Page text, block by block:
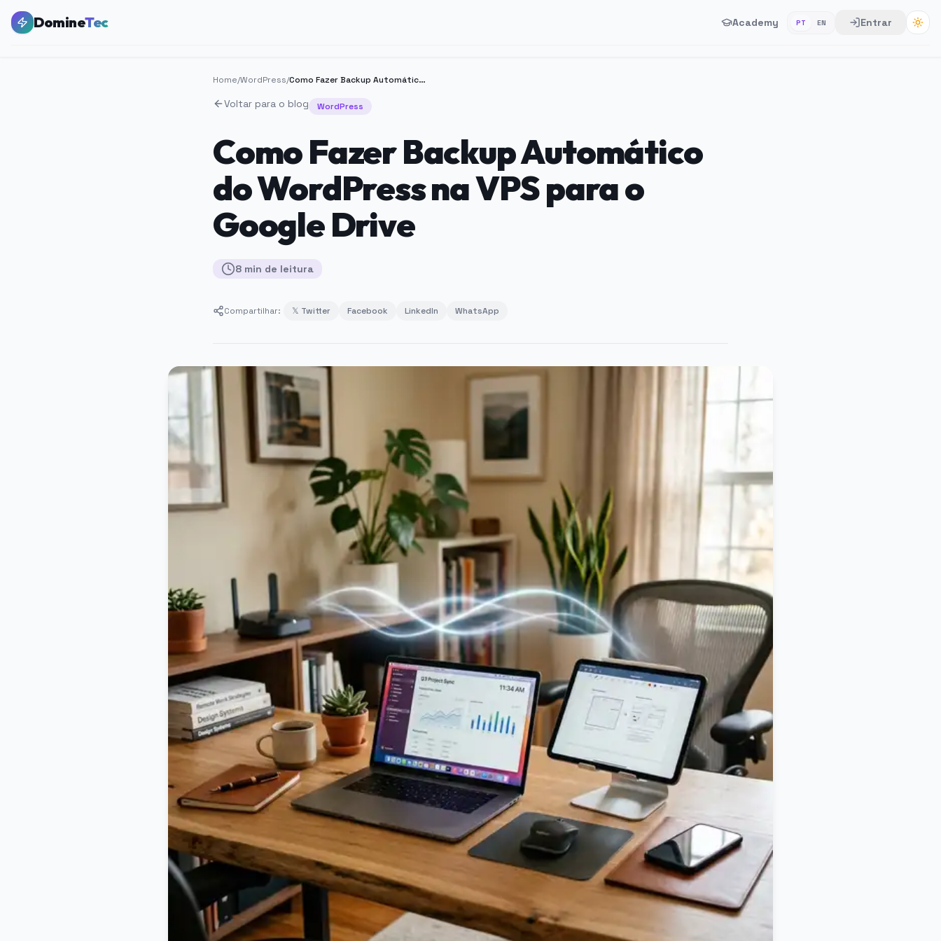
DomineTec Academy PT EN Entrar
Home/WordPress/ Como Fazer Backup Automático do WordPress na VPS para o Google Drive
Voltar para o blog WordPress
Como Fazer Backup Automático
do WordPress na VPS para o
Google Drive
8 min de leitura
Compartilhar: 𝕏 Twitter Facebook LinkedIn WhatsApp